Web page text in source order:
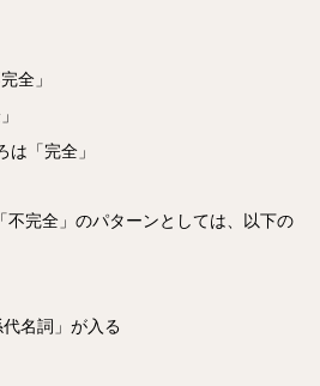
全」
「完全」
不完全」のパターンとしては、以下の
名詞」が入る